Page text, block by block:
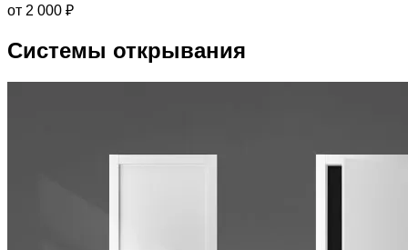
от 2 000 ₽
Системы открывания